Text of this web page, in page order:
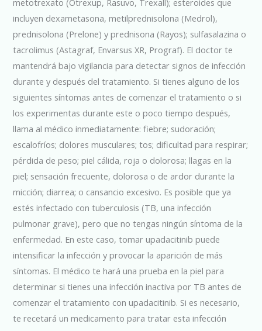
incluyen dexametasona, metilprednisolona (Medrol),
prednisolona (Prelone) y prednisona (Rayos); sulfasalazina o
tacrolimus (Astagraf, Envarsus XR, Prograf). El doctor te
mantendrá bajo vigilancia para detectar signos de infección
durante y después del tratamiento. Si tienes alguno de los
siguientes síntomas antes de comenzar el tratamiento o si
los experimentas durante este o poco tiempo después,
llama al médico inmediatamente: fiebre; sudoración;
escalofríos; dolores musculares; tos; dificultad para respirar;
pérdida de peso; piel cálida, roja o dolorosa; llagas en la
piel; sensación frecuente, dolorosa o de ardor durante la
micción; diarrea; o cansancio excesivo. Es posible que ya
estés infectado con tuberculosis (TB, una infección
pulmonar grave), pero que no tengas ningún síntoma de la
enfermedad. En este caso, tomar upadacitinib puede
intensificar la infección y provocar la aparición de más
síntomas. El médico te hará una prueba en la piel para
determinar si tienes una infección inactiva por TB antes de
comenzar el tratamiento con upadacitinib. Si es necesario,
te recetará un medicamento para tratar esta infección